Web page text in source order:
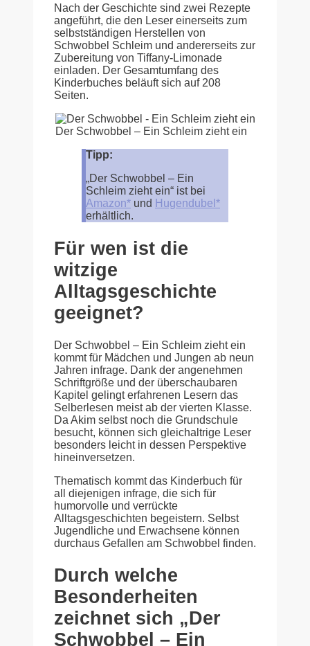
Nach der Geschichte sind zwei Rezepte
angeführt, die den Leser einerseits zum
selbstständigen Herstellen von
Schwobbel Schleim und andererseits zur
Zubereitung von Tiffany-Limonade
einladen. Der Gesamtumfang des
Kinderbuches beläuft sich auf 208
Seiten.
Der Schwobbel – Ein Schleim zieht ein
Tipp:
„Der Schwobbel – Ein
Schleim zieht ein“ ist bei
Amazon* und Hugendubel*
erhältlich.
Für wen ist die
witzige
Alltagsgeschichte
geeignet?
Der Schwobbel – Ein Schleim zieht ein
kommt für Mädchen und Jungen ab neun
Jahren infrage. Dank der angenehmen
Schriftgröße und der überschaubaren
Kapitel gelingt erfahrenen Lesern das
Selberlesen meist ab der vierten Klasse.
Da Akim selbst noch die Grundschule
besucht, können sich gleichaltrige Leser
besonders leicht in dessen Perspektive
hineinversetzen.
Thematisch kommt das Kinderbuch für
all diejenigen infrage, die sich für
humorvolle und verrückte
Alltagsgeschichten begeistern. Selbst
Jugendliche und Erwachsene können
durchaus Gefallen am Schwobbel finden.
Durch welche
Besonderheiten
zeichnet sich „Der
Schwobbel – Ein